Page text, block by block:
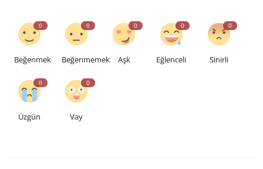
0
Beğenmek
0
Beğenmemek
0
Aşk
0
Eğlenceli
0
Sinirli
0
Üzgün
0
Vay